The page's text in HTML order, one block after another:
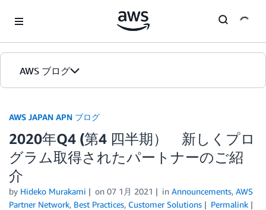
AWS ブログ
カテゴリ
エディション
AWS JAPAN APN ブログ
2020年Q4 (第4 四半期） 新しくプロ
グラム取得されたパートナーのご紹
介
by Hideko Murakami on 07 1月 2021 in Announcements, AWS
Partner Network, Best Practices, Customer Solutions
Permalink